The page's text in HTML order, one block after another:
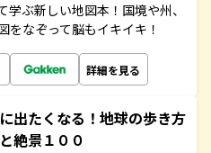
ぶ新しい地図本！国境や州、
をなぞって脳もイキイキ！
詳細を見る
出たくなる！地球の歩き方
絶景１００